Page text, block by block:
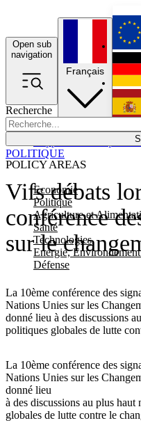
Open sub
navigation
Recherche
POLICY AREAS
Economie
Politique
Agriculture et
Santé
Technologies
Energie,
Défense
Français
Vifs débats
conférence
sur le
La 10ème conférence des
Nations Unies sur les
donné lieu à des discussions
politiques globales de lutte
POLITIQUE
La 10ème conférence des
Nations Unies sur les
donné lieu
à des discussions au plus
globales de lutte contre le